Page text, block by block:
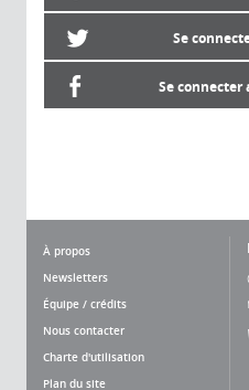
Se
Se connecter
À propos
Newsletters
Équipe / crédits
Nous contacter
Charte d'utilisation
Plan du site